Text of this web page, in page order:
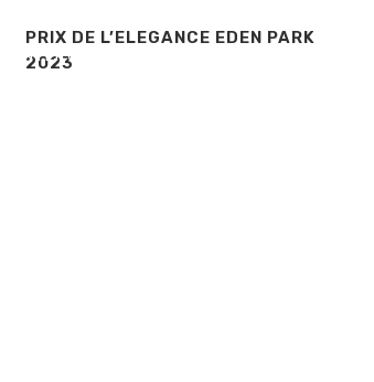
INTERVENTIONS
PRIX DE L’ELEGANCE EDEN PARK
2023